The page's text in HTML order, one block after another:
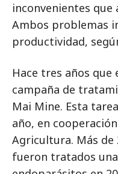
inconvenientes que
Ambos problemas
productividad,
Hace tres años que
campaña de
Mai Mine. Esta
año, en
Agricultura. Más de
fueron tratados